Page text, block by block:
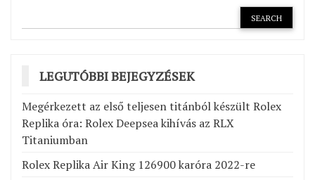
LEGUTÓBBI BEJEGYZÉSEK
Megérkezett az első teljesen titánból készült Rolex
Replika óra: Rolex Deepsea kihívás az RLX
Titaniumban
Rolex Replika Air King 126900 karóra 2022-re